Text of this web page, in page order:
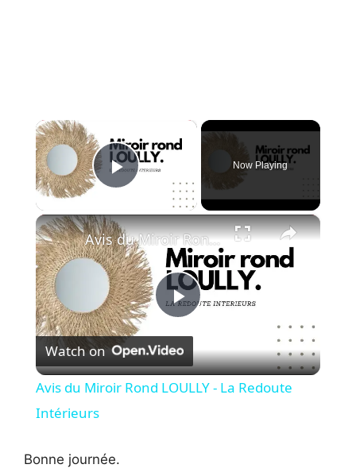
×
Play Video
Now Playing
×
P
l
Avis du Miroir Rond LOULLY - La Redoute Intérieurs
Watch on
Avis du Miroir Rond LOULLY - La Redoute
Intérieurs
Bonne journée.